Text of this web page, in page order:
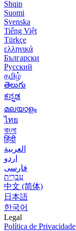
Shqip
Suomi
Svenska
Tiếng Việt
Türkçe
ελληνικά
Български
Русский
தமிழ்
తెలుగు
ಕನ್ನಡ
മലയാളം
ไทย
বাংলা
हिंदी
العربية
اردو
فارسی
עִברִית
中文 (简体)
日本語
한국어
Legal
Política de Privacidade